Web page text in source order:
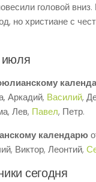
головой вниз.
но христиане с
июля
Аркадий, Василий,
Лев, Павел, Петр.
календарю
Виктор, Леонтий,
сегодня